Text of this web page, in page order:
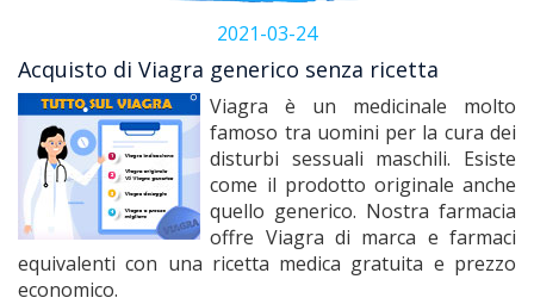
2021-03-24
Acquisto di Viagra generico senza ricetta
Viagra è un medicinale molto
famoso tra uomini per la cura dei
disturbi sessuali maschili. Esiste
come il prodotto originale anche
quello generico. Nostra farmacia
offre Viagra di marca e farmaci
equivalenti con una ricetta medica gratuita e prezzo
economico.